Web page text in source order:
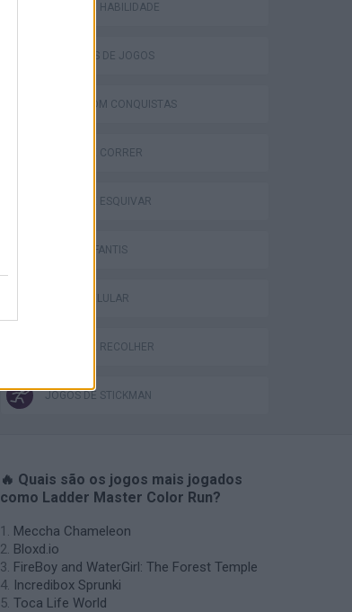
JOGOS DE HABILIDADE
COLEÇÕES DE JOGOS
JOGOS COM CONQUISTAS
JOGOS DE CORRER
JOGOS DE ESQUIVAR
JOGOS INFANTIS
JOGOS CELULAR
JOGOS DE RECOLHER
JOGOS DE STICKMAN
🔥 Quais são os jogos mais jogados
como Ladder Master Color Run?
Meccha Chameleon
Bloxd.io
FireBoy and WaterGirl: The Forest Temple
Incredibox Sprunki
Toca Life World